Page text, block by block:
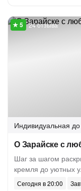
24 отзыва
Индивидуальная
О Зарайске с
Шаг за шагом
кремля до уютных
Сегодня в 20:00